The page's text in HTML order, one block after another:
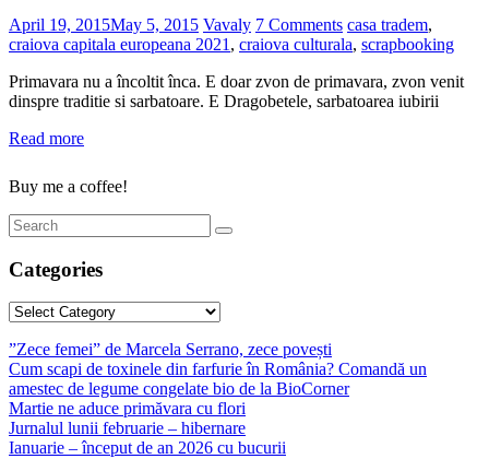
April 19, 2015May 5, 2015 Vavaly 7 Comments casa tradem,
craiova capitala europeana 2021 , craiova culturala, scrapbooking
Primavara nu a încoltit înca. E doar zvon de primavara, zvon venit
dinspre traditie si sarbatoare. E Dragobetele, sarbatoarea iubirii
Read more
Buy me a coffee!
Categories
Categories
”Zece femei” de Marcela Serrano, zece povești
Cum scapi de toxinele din farfurie în România? Comandă un
amestec de legume congelate bio de la BioCorner
Martie ne aduce primăvara cu flori
Jurnalul lunii februarie – hibernare
Ianuarie – început de an 2026 cu bucurii